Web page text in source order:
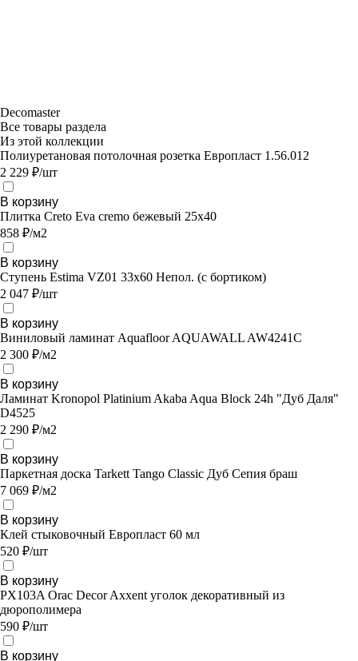
Decomaster
Все товары раздела
Из этой коллекции
Полиуретановая потолочная розетка Европласт 1.56.012
2 229 ₽/шт
В корзину
Плитка Creto Eva cremo бежевый 25х40
858 ₽/м2
В корзину
Ступень Estima VZ01 33x60 Непол. (с бортиком)
2 047 ₽/шт
В корзину
Виниловый ламинат Aquafloor AQUAWALL AW4241C
2 300 ₽/м2
В корзину
Ламинат Kronopol Platinium Akaba Aqua Block 24h "Дуб Даля"
D4525
2 290 ₽/м2
В корзину
Паркетная доска Tarkett Tango Classic Дуб Сепия браш
7 069 ₽/м2
В корзину
Клей стыковочный Европласт 60 мл
520 ₽/шт
В корзину
PX103A Orac Decor Axxent уголок декоративный из
дюрополимера
590 ₽/шт
В корзину